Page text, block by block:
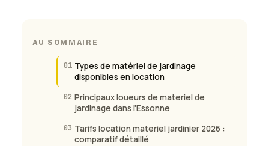
AU SOMMAIRE
01 Types de matériel de jardinage
disponibles en location
02 Principaux loueurs de materiel de
jardinage dans l'Essonne
03 Tarifs location materiel jardinier 2026 :
comparatif détaillé